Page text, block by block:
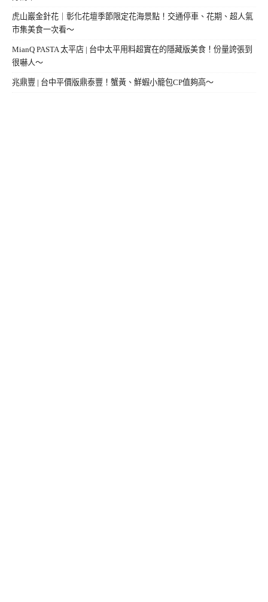
虎山巖金針花｜彰化花壇季節限定花海景點！交通停車、花期、超人氣
市集美食一次看～
MianQ PASTA 太平店 | 台中太平用料超實在的隱藏版美食！份量誇張到
很嚇人～
兆鼎豐 | 台中平價版鼎泰豐！蟹黃、鮮蝦小籠包CP值夠高～